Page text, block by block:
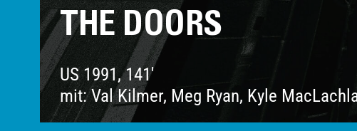
THE DOORS
US 1991, 141'
mit: Val Kilmer, Meg Ryan, Kyle